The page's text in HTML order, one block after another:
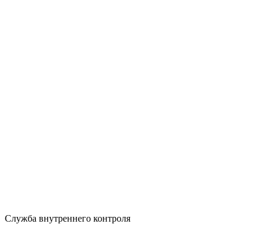
Служба внутреннего контроля